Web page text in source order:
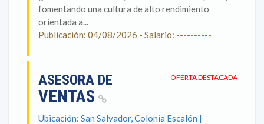
fomentando una cultura de alto rendimiento
orientada a...
Publicación: 04/08/2026 - Salario: ----------
OFERTA DESTACADA
ASESORA DE
VENTAS
Ubicación: San Salvador, Colonia Escalón |